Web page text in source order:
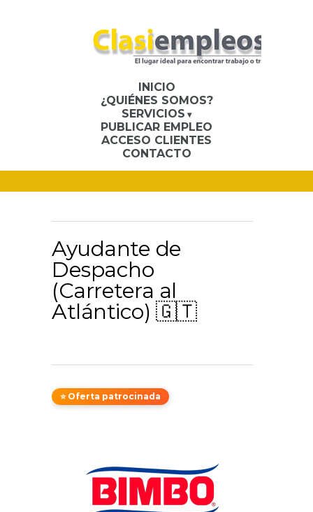
INICIO
¿QUIÉNES SOMOS?
SERVICIOS
PUBLICAR EMPLEO
ACCESO CLIENTES
CONTACTO
Ayudante de
Despacho
(Carretera al
Atlántico) 🇬🇹
⭐ Oferta patrocinada